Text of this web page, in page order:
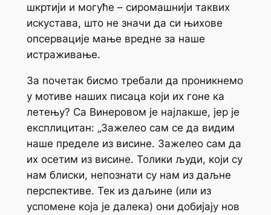
шкртији и могуће – сиромашнији таквих
искустава, што не значи да си њихове
опсервације мање вредне за наше
истраживање.
За почетак бисмо требали да проникнемо
у мотиве наших писаца који их гоне ка
летењу? Са Винеровом је најлакше, јер је
експлицитан: „Зажелео сам се да видим
наше пределе из висине. Зажелео сам да
их осетим из висине. Толики људи, који су
нам блиски, непознати су нам из даљне
перспективе. Тек из даљине (или из
успомене која је далека) они добијају нов